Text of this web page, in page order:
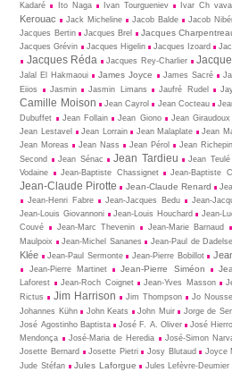
Kadaré
Ito Naga Ivan Tourgueniev Ivar Ch
Kerouac
Jack Micheline Jacob Balde Jacob
Jacques Bertin Jacques Brel Jacques
Jacques Grévin Jacques Higelin Jacques Izoard
Jacques Réda Jacques Rey-Charlier
Jalal El Hakmaoui
James Joyce James Sacré
Eiios
Jasmin Jasmin Limans Jaufré Rudel
Camille Moison
Jean Cayrol Jean Cocteau
Dubuffet
Jean Follain Jean Giono Jean Giraudoux
Jean Lestavel
Jean Lorrain Jean Malaplate Jean
Jean Moreas
Jean Nass Jean Pérol Jean Richepin
Second
Jean Sénac Jean Tardieu Jean Teulé
Vodaine
Jean-Baptiste Chassignet Jean-Baptiste
Jean-Claude Pirotte Jean-Claude Renard
Jean-Henri Fabre
Jean-Jacques Bedu Jean-
Jean-Louis Giovannoni
Jean-Louis Houchard Jean-
Couvé
Jean-Marc Thevenin Jean-Marie Barnaud
Maulpoix
Jean-Michel Sananes Jean-Paul de
Klée
Jean-Paul Sermonte Jean-Pierre Bobillot
Jean-Pierre Martinet
Jean-Pierre Siméon
Laforest
Jean-Roch Coignet Jean-Yves Masson
Rictus
Jim Harrison Jim Thompson Jo Nousse
Johannes Kühn
John Keats John Muir Jorge de
José Agostinho Baptista José F. A. Oliver José Hierro
Mendonça
José-Maria de Heredia José-Simon
Josette Bernard
Josette Pietri Josy Blutaud Joyce
Jude Stéfan
Jules Laforgue Jules Lefèvre-Deumier